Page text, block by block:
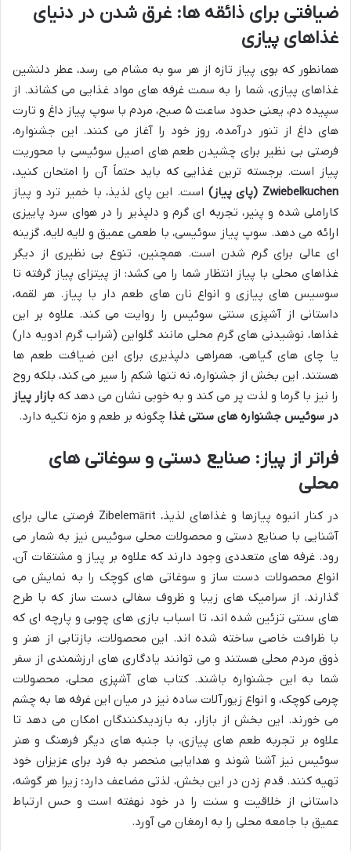
ضیافتی برای ذائقه ها: غرق شدن در دنیای
غذاهای پیازی
همانطور که بوی پیاز تازه از هر سو به مشام می رسد، عطر دلنشین
غذاهای پیازی، شما را به سمت غرفه های مواد غذایی می کشاند. از
سپیده دم، یعنی حدود ساعت ۵ صبح، مردم با سوپ پیاز داغ و تارت
های داغ از تنور درآمده، روز خود را آغاز می کنند. این جشنواره،
فرصتی بی نظیر برای چشیدن طعم های اصیل سوئیسی با محوریت
پیاز است. برجسته ترین غذایی که باید حتماً آن را امتحان کنید،
Zwiebelkuchen (پای پیاز)
است. این پای لذیذ، با خمیر ترد و پیاز
کاراملی شده و پنیر، تجربه ای گرم و دلپذیر را در هوای سرد پاییزی
ارائه می دهد. سوپ پیاز سوئیسی، با طعمی عمیق و لایه لایه، گزینه
ای عالی برای گرم شدن است. همچنین، تنوع بی نظیری از دیگر
غذاهای محلی با پیاز انتظار شما را می کشد: از پیتزای پیاز گرفته تا
سوسیس های پیازی و انواع نان های طعم دار با پیاز. هر لقمه،
داستانی از آشپزی سنتی سوئیس را روایت می کند. علاوه بر این
غذاها، نوشیدنی های گرم محلی مانند گلواین (شراب گرم ادویه دار)
یا چای های گیاهی، همراهی دلپذیری برای این ضیافت طعم ها
هستند. این بخش از جشنواره، نه تنها شکم را سیر می کند، بلکه روح
را نیز با گرما و لذت پر می کند و به خوبی نشان می دهد که بازار پیاز
در سوئیس جشنواره های سنتی غذا چگونه بر طعم و مزه تکیه دارد.
فراتر از پیاز: صنایع دستی و سوغاتی های
محلی
در کنار انبوه پیازها و غذاهای لذیذ، Zibelemärit فرصتی عالی برای
آشنایی با صنایع دستی و محصولات محلی سوئیس نیز به شمار می
رود. غرفه های متعددی وجود دارند که علاوه بر پیاز و مشتقات آن،
انواع محصولات دست ساز و سوغاتی های کوچک را به نمایش می
گذارند. از سرامیک های زیبا و ظروف سفالی دست ساز که با طرح
های سنتی تزئین شده اند، تا اسباب بازی های چوبی و پارچه ای که
با ظرافت خاصی ساخته شده اند. این محصولات، بازتابی از هنر و
ذوق مردم محلی هستند و می توانند یادگاری های ارزشمندی از سفر
شما به این جشنواره باشند. کتاب های آشپزی محلی، محصولات
چرمی کوچک، و انواع زیورآلات ساده نیز در میان این غرفه ها به چشم
می خورند. این بخش از بازار، به بازدیدکنندگان امکان می دهد تا
علاوه بر تجربه طعم های پیازی، با جنبه های دیگر فرهنگ و هنر
سوئیس نیز آشنا شوند و هدایایی منحصر به فرد برای عزیزان خود
تهیه کنند. قدم زدن در این بخش، لذتی مضاعف دارد؛ زیرا هر گوشه،
داستانی از خلاقیت و سنت را در خود نهفته است و حس ارتباط
عمیق با جامعه محلی را به ارمغان می آورد.